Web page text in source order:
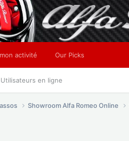
Utilisateurs en ligne
activité Our Picks
Showroom Alfa Romeo Online